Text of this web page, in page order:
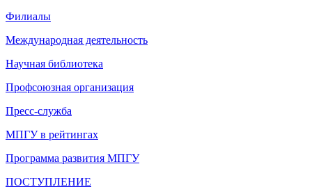
Филиалы
Международная деятельность
Научная библиотека
Профсоюзная организация
Пресс-служба
МПГУ в рейтингах
Программа развития МПГУ
ПОСТУПЛЕНИЕ